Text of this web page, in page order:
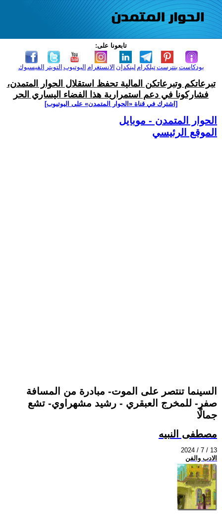
تابعونا على:
الفيسبوك التويتر اليوتيوب الانستغرام لينكدإن تيلكرامبنترست بودكاست
تبرعاتكم وتبرعاتكن المالية تحفظ استقلال الحوار المتمدن،
فشاركونا في دعم استمرارية هذا الفضاء اليساري الحر
[اشترك في قناة ‫«الحوار المتمدن» على اليوتيوب]
الحوار المتمدن - موبايل
الموقع الرئيسي
السينما تنتصر على الموت- مبادرة من المسافة
صفر- للمخرج العبقري - رشيد مشهراوي- تشع
جمالًا
مصطفى النبيه
2024 / 7 / 13
الادب والفن